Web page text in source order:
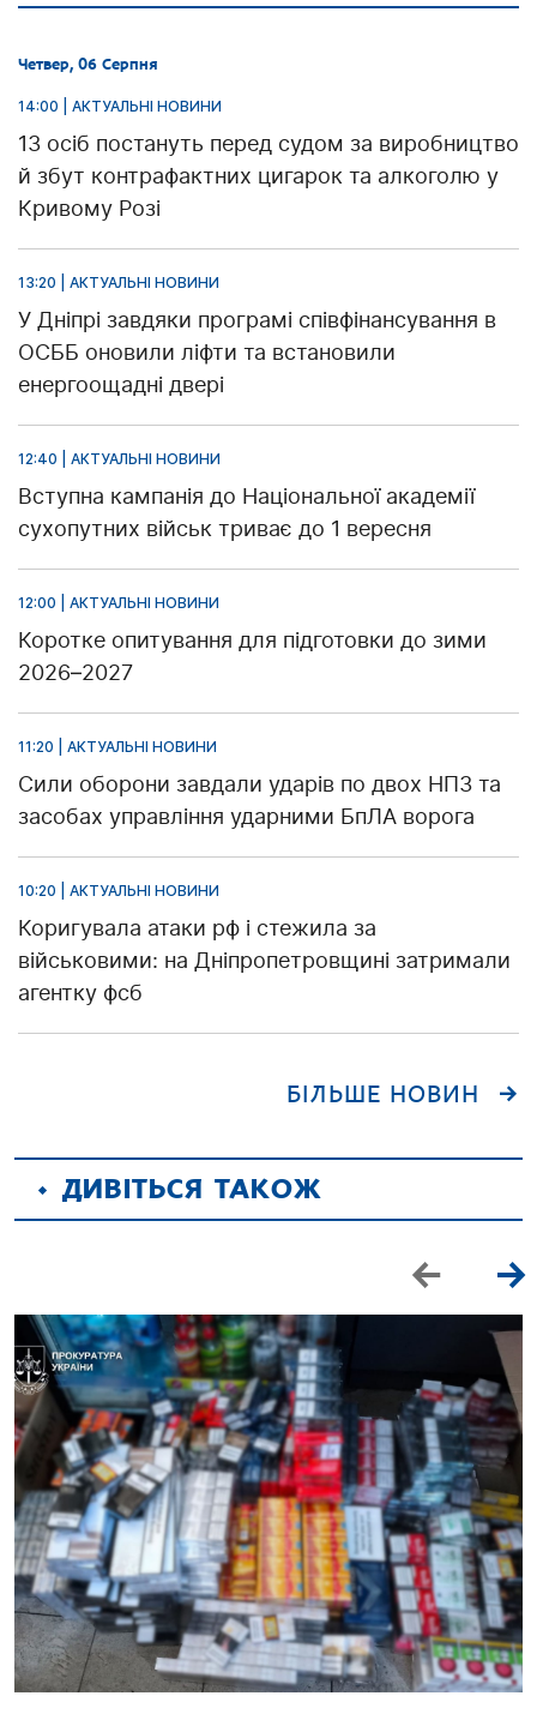
Четвер, 06 Серпня
14:00 | АКТУАЛЬНІ НОВИНИ
13 осіб постануть перед судом за виробництво
й збут контрафактних цигарок та алкоголю у
Кривому Розі
13:20 | АКТУАЛЬНІ НОВИНИ
У Дніпрі завдяки програмі співфінансування в
ОСББ оновили ліфти та встановили
енергоощадні двері
12:40 | АКТУАЛЬНІ НОВИНИ
Вступна кампанія до Національної академії
сухопутних військ триває до 1 вересня
12:00 | АКТУАЛЬНІ НОВИНИ
Коротке опитування для підготовки до зими
2026–2027
11:20 | АКТУАЛЬНІ НОВИНИ
Сили оборони завдали ударів по двох НПЗ та
засобах управління ударними БпЛА ворога
10:20 | АКТУАЛЬНІ НОВИНИ
Коригувала атаки рф і стежила за
військовими: на Дніпропетровщині затримали
агентку фсб
БІЛЬШЕ НОВИН
ДИВІТЬСЯ ТАКОЖ